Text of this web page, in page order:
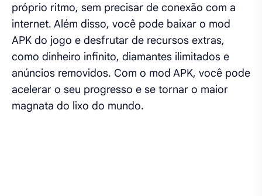
próprio ritmo, sem precisar de conexão com a
internet. Além disso, você pode baixar o mod
APK do jogo e desfrutar de recursos extras,
como dinheiro infinito, diamantes ilimitados e
anúncios removidos. Com o mod APK, você pode
acelerar o seu progresso e se tornar o maior
magnata do lixo do mundo.